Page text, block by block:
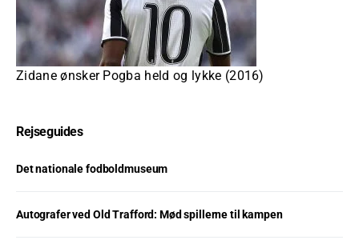
Zidane ønsker Pogba held og lykke (2016)
Rejseguides
Det nationale fodboldmuseum
Autografer ved Old Trafford: Mød spillerne til kampen